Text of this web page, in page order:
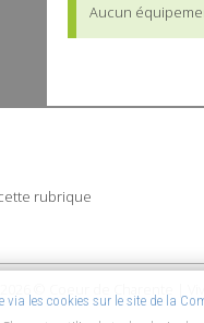
Aucun
rubrique
via les cookies sur le site de la